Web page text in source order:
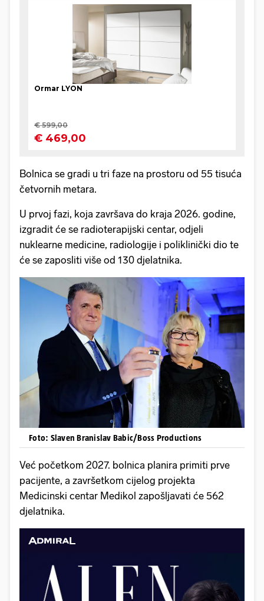
Bolnica se gradi u tri faze na prostoru od 55 tisuća
četvornih metara.
U prvoj fazi, koja završava do kraja 2026. godine,
izgradit će se radioterapijski centar, odjeli
nuklearne medicine, radiologije i poliklinički dio te
će se zaposliti više od 130 djelatnika.
Foto: Slaven Branislav Babic/Boss Productions
Već početkom 2027. bolnica planira primiti prve
pacijente, a završetkom cijelog projekta
Medicinski centar Medikol zapošljavati će 562
djelatnika.